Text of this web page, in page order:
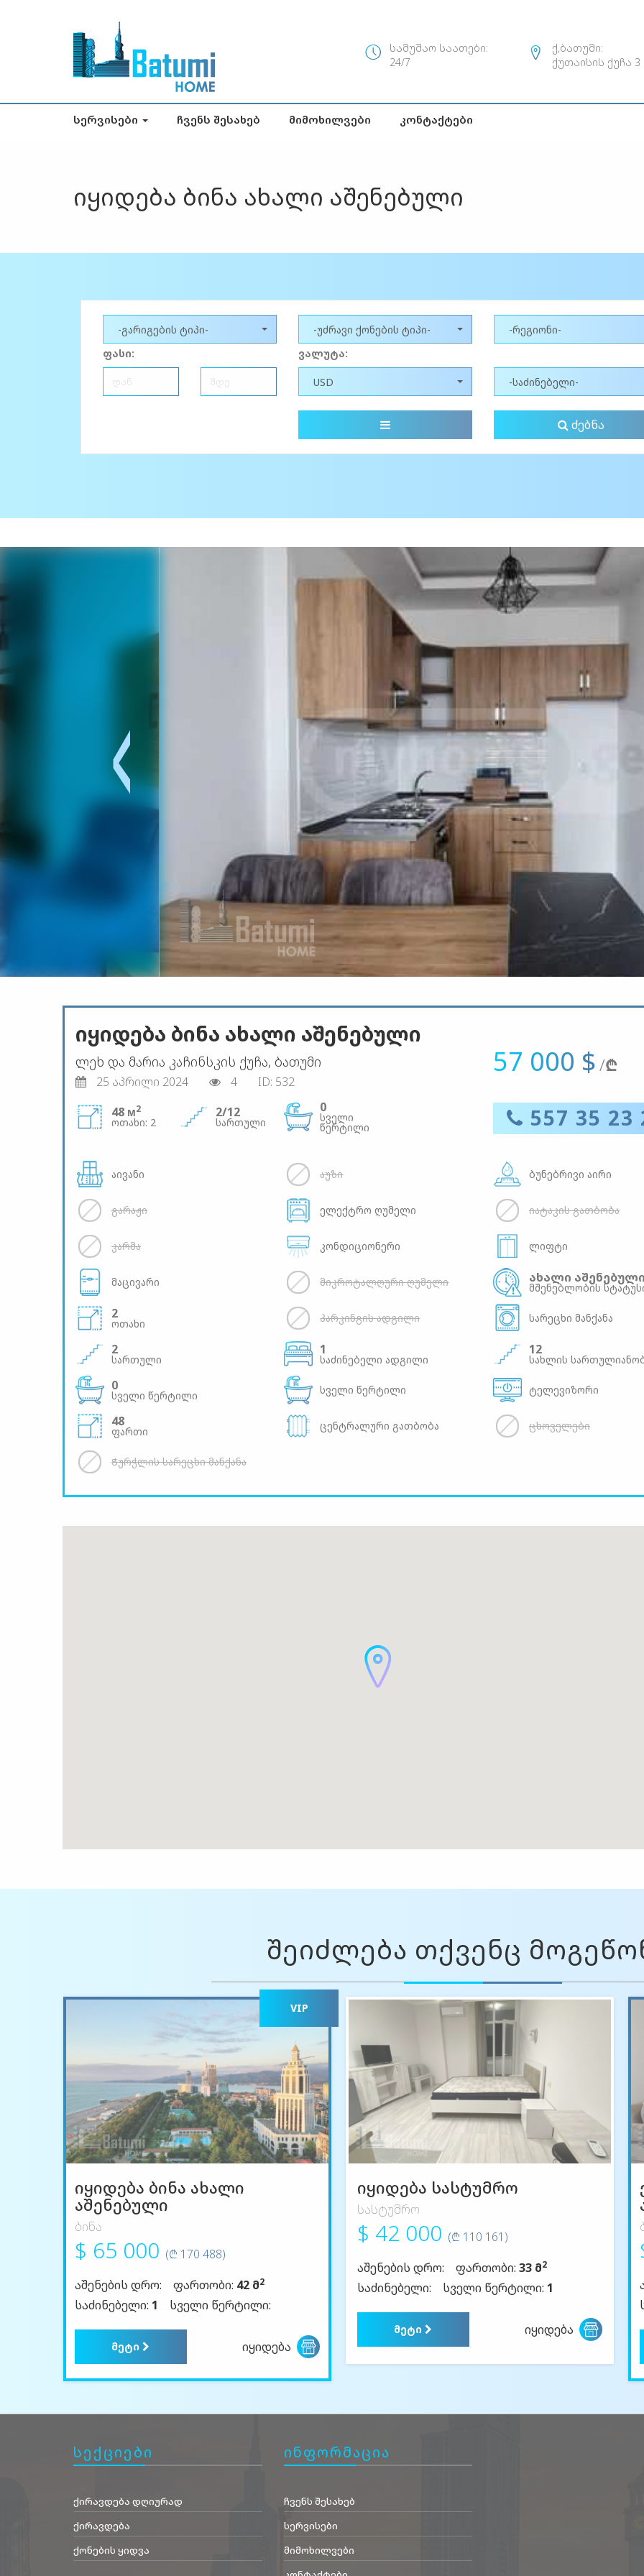
სამუშაო საათები:
24/7
ქ,ბათუმი:
ქუთაისის ქუჩა 3
Სერვისები Ჩვენს Შესახებ Მიმოხილვები Კონტაქტები
იყიდება ბინა ახალი აშენებული
-გარიგების ტიპი- -უძრავი ქონების ტიპი-
-რეგიონი-
ფასი:
ვალუტა:
USD -საძინებელი-
ძებნა
იყიდება ბინა ახალი აშენებული
ლეხ და მარია კაჩინსკის ქუჩა, ბათუმი
25 აპრილი 2024 4 ID: 532
57 000 $ /₾
48 м2
ოთახი: 2
2/12
სართული
0
სველი
წერტილი 557 35 23
აივანი აუზი ბუნებრივი აირი
გარაჟი ელექტრო ღუმელი იატაკის გათბობა
კარმა კონდიციონერი ლიფტი
მაცივარი მიკროტალღური ღუმელი ახალი
მშენებლობის
2
ოთახი პარკინგის ადგილი სარეცხი მანქანა
2
სართული
1
საძინებელი ადგილი
12
სახლის
0
სველი წერტილი სველი წერტილი ტელევიზორი
48
ფართი ცენტრალური გათბობა ცხოველები
Ჭურჭლის სარეცხი მანქანა
შეიძლება თქვენც
VIP
იყიდება ბინა ახალი
აშენებული
ბინა
$ 65 000 (₾ 170 488)
აშენების დრო:
ფართობი: 42 მ2
საძინებელი: 1 სველი წერტილი:
მეტი იყიდება
იყიდება სასტუმრო
სასტუმრო
$ 42 000 (₾ 110 161)
აშენების დრო:
ფართობი: 33 მ2
საძინებელი: სველი წერტილი: 1
მეტი იყიდება
სექციები
ქირავდება დღიურად
ქირავდება
ქონების ყიდვა
ინფორმაცია
ჩვენს შესახებ
სერვისები
მიმოხილვები